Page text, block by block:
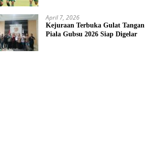
April 7, 2026
Kejuraan Terbuka Gulat Tangan
Piala Gubsu 2026 Siap Digelar